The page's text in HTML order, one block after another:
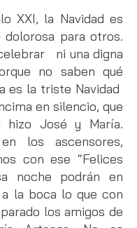
la Navidad es
para otros.
ni una digna
no saben qué
es la triste Navidad
en silencio, que
hizo José y María.
los ascensores,
con ese “Felices
noche podrán en
la boca lo que con
los amigos de